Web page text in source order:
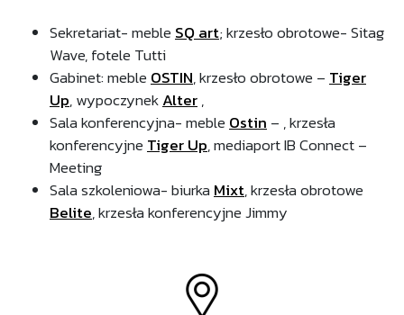
Sekretariat- mebleSQ art; krzesło obrotowe- Sitag
Wave, fotele Tutti
Gabinet: mebleOSTIN, krzesło obrotowe –Tiger
Up, wypoczynekAlter,
Sala konferencyjna- mebleOstin– , krzesła
konferencyjneTiger Up, mediaport IB Connect –
Meeting
Sala szkoleniowa- biurkaMixt, krzesła obrotowe
Belite, krzesła konferencyjne Jimmy